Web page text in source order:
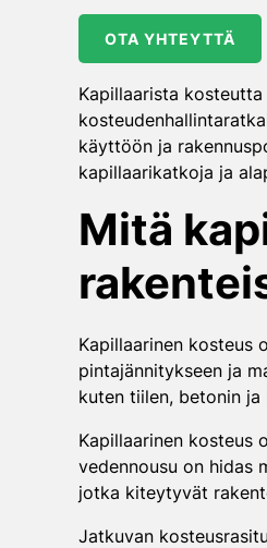
OTA YHTEYTTÄ
Kapillaarista
käyttöön ja
kapillaarikatkoja ja
Mitä
Kapillaarinen kosteus
pintajännitykseen ja
kuten tiilen, betonin
Kapillaarinen kosteus
vedennousu on hidas
jotka kiteytyvät
Jatkuvan